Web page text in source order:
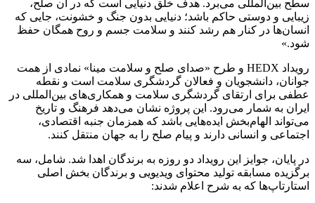
سطح بین‌المللی می‌برد. هدف خلق دنیایی است که در آن صلح،
زیبایی و دوستی حاکم باشد؛ دنیایی بدون جنگ و خشونت، جایی که
انسان‌ها در کنار هم رشد کنند و سلامت جسم و روح همگان حفظ
شود.»
رویداد HEDX و طرح «صدای صلح و سلامت مینا» نمادی از همت
جوانان، دانشجویان و فعالان گردشگری سلامت است و نقطه
عطفی برای ارتقای گردشگری سلامت و همکاری‌های بین‌المللی در
ایران به شمار می‌رود. این پروژه نشان می‌دهد فرهنگ و تاریخ
می‌تواند الهام‌بخش ایده‌هایی باشد که همزمان جنبه اقتصادی،
اجتماعی و انسانی دارند و پیام صلح را به جهان منتقل کنند.
در پایان، جوایز این رویداد دو روزه به برندگان اهدا شد. شامل، سه
برگزیده مسابقه تولید محتوای ویدیویی و برندگان بخش اصلی
استارتاپ‌ها که به شرح اعلام شدند: